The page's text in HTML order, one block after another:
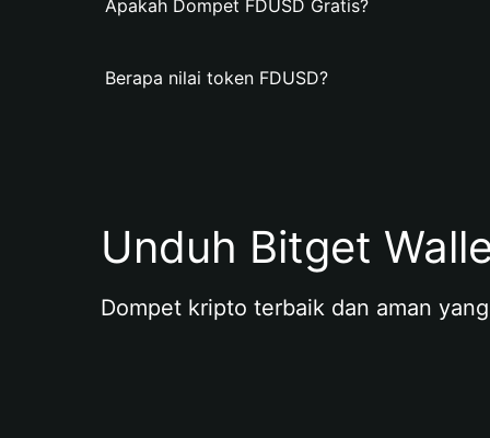
Apakah Dompet FDUSD Gratis?
Berapa nilai token FDUSD?
Unduh Bitget
Dompet kripto terbaik dan aman